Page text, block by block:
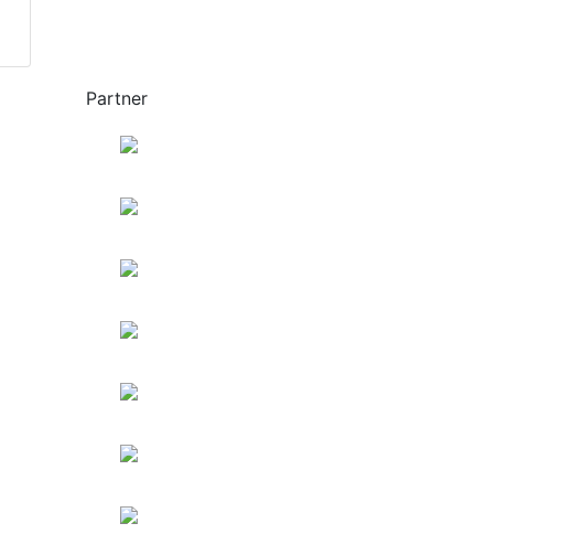
Partner